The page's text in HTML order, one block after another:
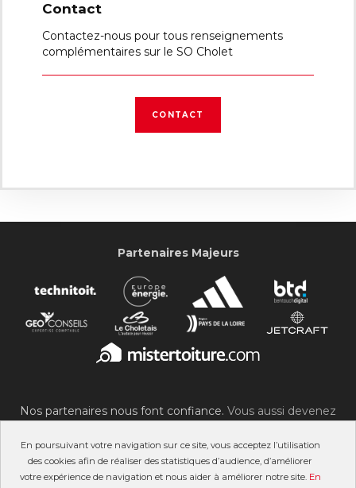
En poursuivant votre navigation sur ce site, vous acceptez l’utilisation
des cookies afin de réaliser des statistiques d’audience, d’améliorer
votre expérience de navigation et nous aider à améliorer notre site. En
Contact
Contactez-nous pour tous renseignements
complémentaires sur le SO Cholet
CONTACT
Partenaires Majeurs
Nos partenaires nous font confiance. Vous aussi devenez